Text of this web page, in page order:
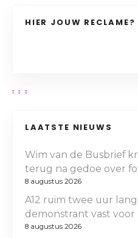
HIER JOUW RECLAME?
LAATSTE NIEUWS
Wim van de Busbrief
terug na gedoe over
8 augustus 2026
A12 ruim twee uur
demonstrant vast
8 augustus 2026